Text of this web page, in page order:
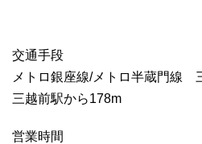
交通手段
メトロ銀座線/メトロ半蔵門線
三越前駅から178m
営業時間